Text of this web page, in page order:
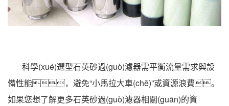
科學(xué)選型石英砂過(guò)濾器需平衡流量需求與設
備性能，避免“小馬拉大車(chē)”或資源浪費。
如果您想了解更多石英砂過(guò)濾器相關(guān)的資